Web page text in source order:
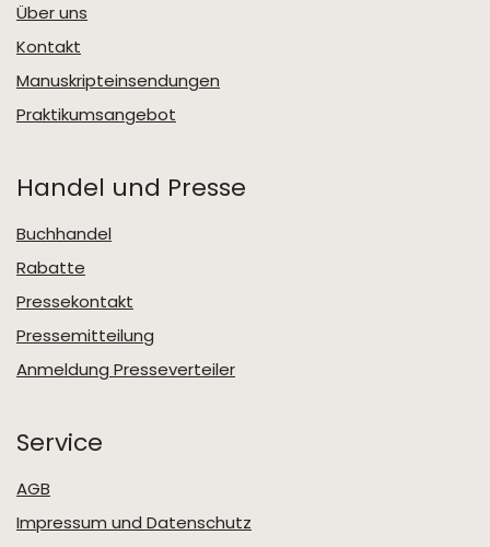
Über uns
Kontakt
Manuskripteinsendungen
Praktikumsangebot
Handel und Presse
Buchhandel
Rabatte
Pressekontakt
Pressemitteilung
Anmeldung Presseverteiler
Service
AGB
Impressum und Datenschutz